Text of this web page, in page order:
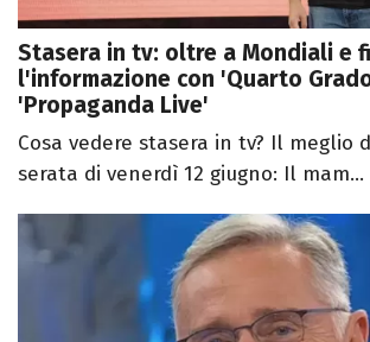
Stasera in tv: oltre a Mondiali e
l'informazione con 'Quarto
'Propaganda Live'
Cosa vedere stasera in tv? Il meglio
serata di venerdì 12 giugno: Il mam...